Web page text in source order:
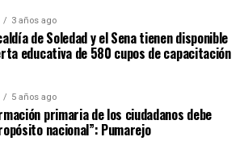
3 años ago
de Soledad y el Sena tienen disponible
educativa de 580 cupos de capacitación
5 años ago
primaria de los ciudadanos debe
nacional”: Pumarejo